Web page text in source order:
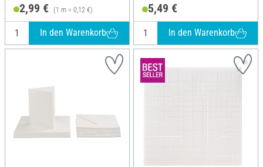
2,99 € (1 m = 0,12 €)
In den Warenkorb
(PET)
5,49 €
In den Warenkorb